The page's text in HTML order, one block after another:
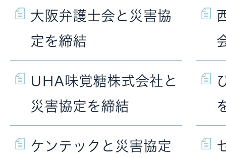
大阪弁護士会と災害協
定を締結
UHA味覚糖株式会社と
災害協定を締結
ケンテックと災害協定